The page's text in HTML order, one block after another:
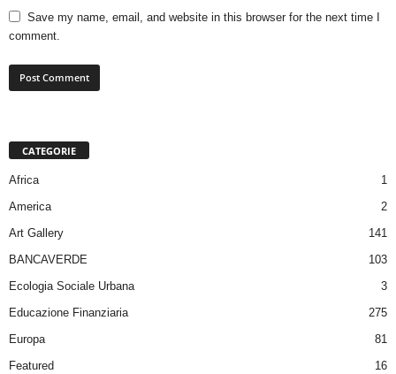
Save my name, email, and website in this browser for the next time I
comment.
CATEGORIE
Africa
1
America
2
Art Gallery
141
BANCAVERDE
103
Ecologia Sociale Urbana
3
Educazione Finanziaria
275
Europa
81
Featured
16